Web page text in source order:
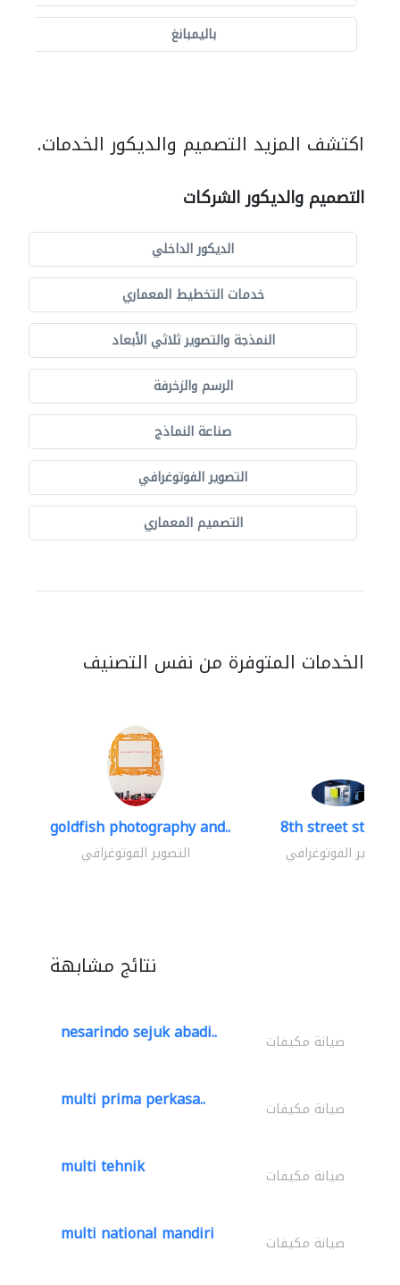
باليمبانغ
اكتشف المزيد التصميم والديكور الخدمات.
التصميم والديكور الشركات
الديكور الداخلي
خدمات التخطيط المعماري
النمذجة والتصوير ثلاثي الأبعاد
الرسم والزخرفة
صناعة النماذج
التصوير الفوتوغرافي
التصميم المعماري
الخدمات المتوفرة من نفس التصنيف
goldfish photography and..
التصوير الفوتوغرافي
8th street studios
التصوير الفوتوغرافي
نتائج مشابهة
nesarindo sejuk abadi.. صيانة مكيفات
multi prima perkasa.. صيانة مكيفات
multi tehnik صيانة مكيفات
multi national mandiri صيانة مكيفات